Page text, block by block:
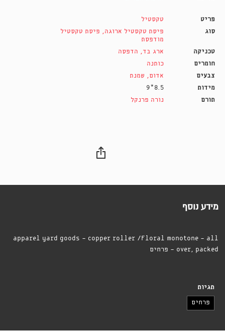
פריט
טקסטיל
סוג
פיסת טקסטיל ארוגה, פיסת טקסטיל
מודפסת
טכניקה
ארג בד, הדפסה
חומרים
כותנה
צבעים
אדום, שמנת
מידות
8.5*9
תורם
נורה פרנקל
מידע נוסף
apparel yard goods - copper roller /Floral monotone - all
over, packed - פרחים
תגיות
פרחים